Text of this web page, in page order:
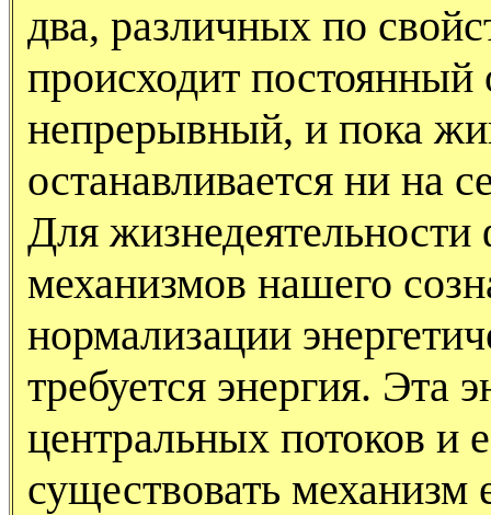
два, различных по
происходит
непрерывный, и пока
останавливается ни на
Для жизнедеятельности
механизмов нашего
нормализации
требуется энергия. Эта
центральных потоков и
существовать механизм